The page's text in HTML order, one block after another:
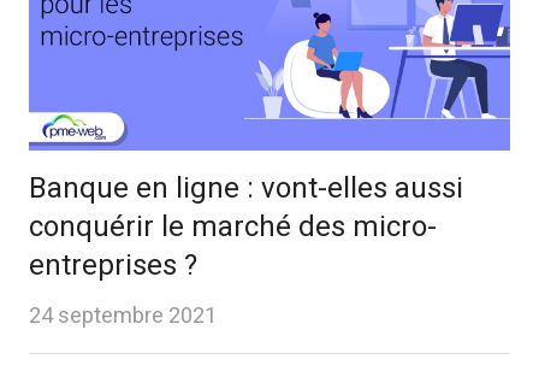
Banque en ligne : vont-elles aussi
conquérir le marché des micro-
entreprises ?
24 septembre 2021